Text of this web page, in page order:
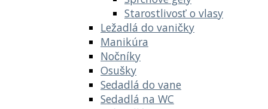
Starostlivosť o vlasy
Ležadlá do vaničky
Manikúra
Nočníky
Osušky
Sedadlá do vane
Sedadlá na WC